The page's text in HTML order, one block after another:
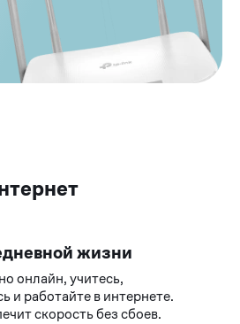
жизни
онлайн, учитесь,
и работайте в интернете.
скорость без сбоев.